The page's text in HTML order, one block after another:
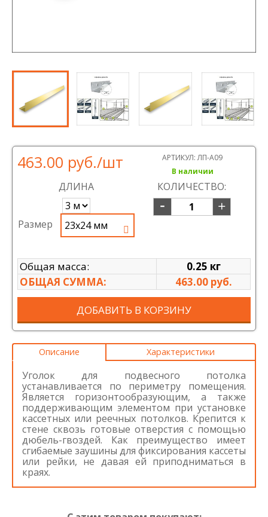
463.00 руб./шт АРТИКУЛ: ЛП-А09
В наличии
ДЛИНА
Размер
КОЛИЧЕСТВО:
Общая масса:
0.25 кг
ОБЩАЯ СУММА:
463.00 руб.
ДОБАВИТЬ В КОРЗИНУ
Описание Характеристики
Уголок для подвесного потолка
устанавливается по периметру помещения.
Является горизонтообразующим, а также
поддерживающим элементом при установке
кассетных или реечных потолков. Крепится к
стене сквозь готовые отверстия с помощью
дюбель-гвоздей. Как преимущество имеет
сгибаемые заушины для фиксирования кассеты
или рейки, не давая ей приподниматься в
краях.